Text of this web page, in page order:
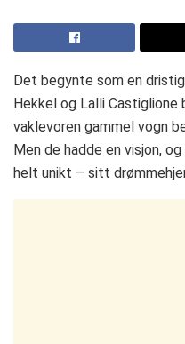
Det begynte som en
Hekkel og Lalli
vaklevoren gammel vogn
Men de hadde en visjon,
helt unikt – sitt